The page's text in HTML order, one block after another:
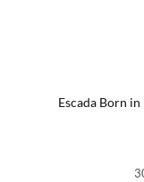
Escada Born